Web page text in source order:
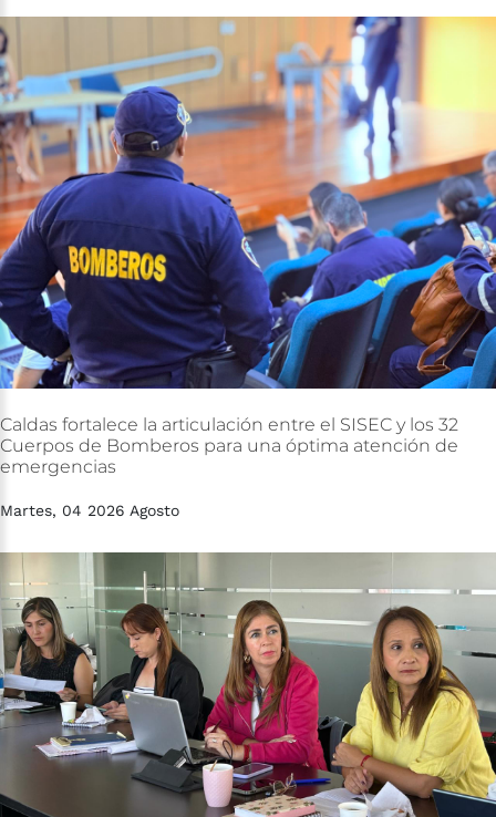
Caldas fortalece la articulación entre el SISEC y los 32
Cuerpos de Bomberos para una óptima atención de
emergencias
Martes, 04 2026 Agosto